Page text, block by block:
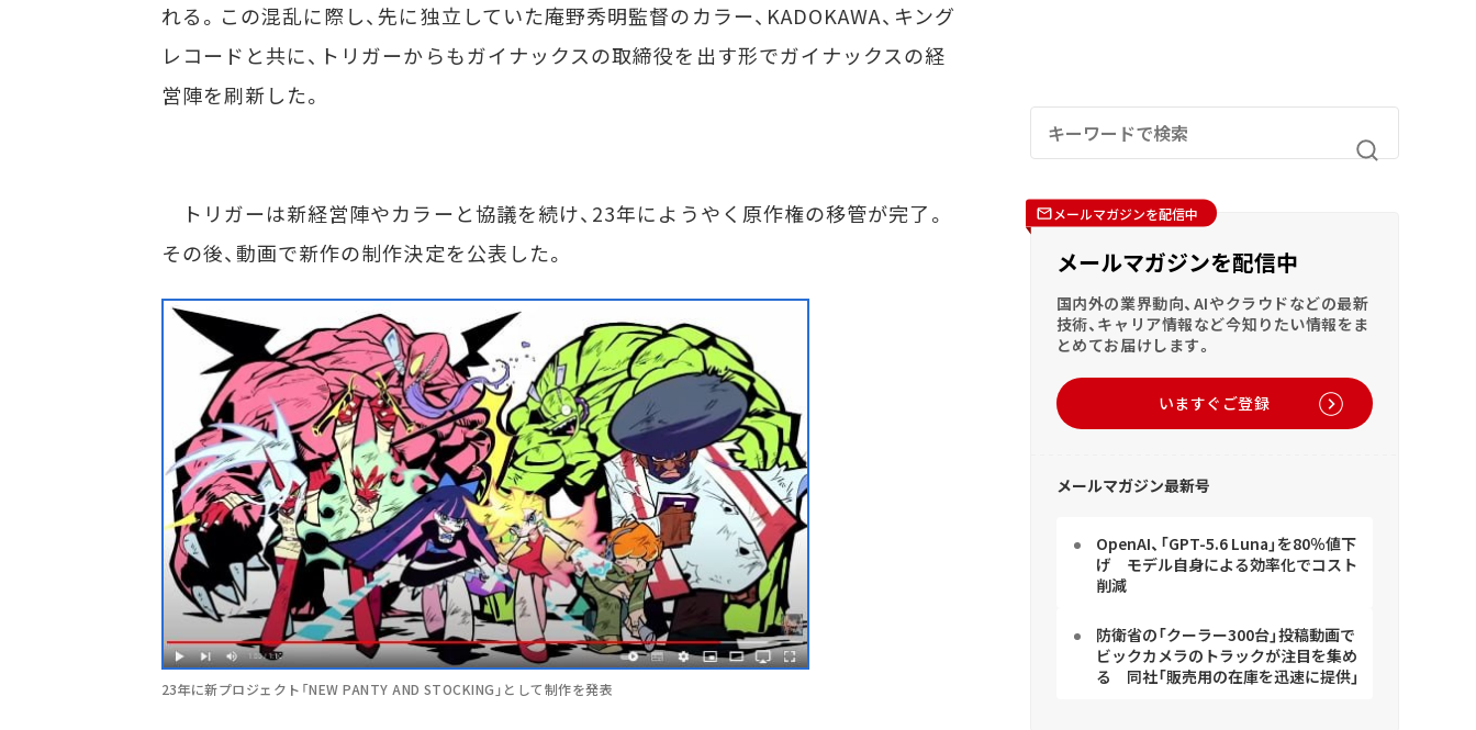
れる。この混乱に際し、先に独立していた庵野秀明監督のカラー、KADOKAWA、キング
レコードと共に、トリガーからもガイナックスの取締役を出す形でガイナックスの経
営陣を刷新した。
トリガーは新経営陣やカラーと協議を続け、23年にようやく原作権の移管が完了。
その後、動画で新作の制作決定を公表した。
23年に新プロジェクト「NEW PANTY AND STOCKING」として制作を発表
メールマガジンを配信中
メールマガジンを配信中
国内外の業界動向、AIやクラウドなどの最新
技術、キャリア情報など今知りたい情報をま
とめてお届けします。
いますぐご登録
メールマガジン最新号
OpenAI、「GPT-5.6 Luna」を80％値下
げ モデル自身による効率化でコスト
削減
防衛省の「クーラー300台」投稿動画で
ビックカメラのトラックが注目を集め
る 同社「販売用の在庫を迅速に提供」